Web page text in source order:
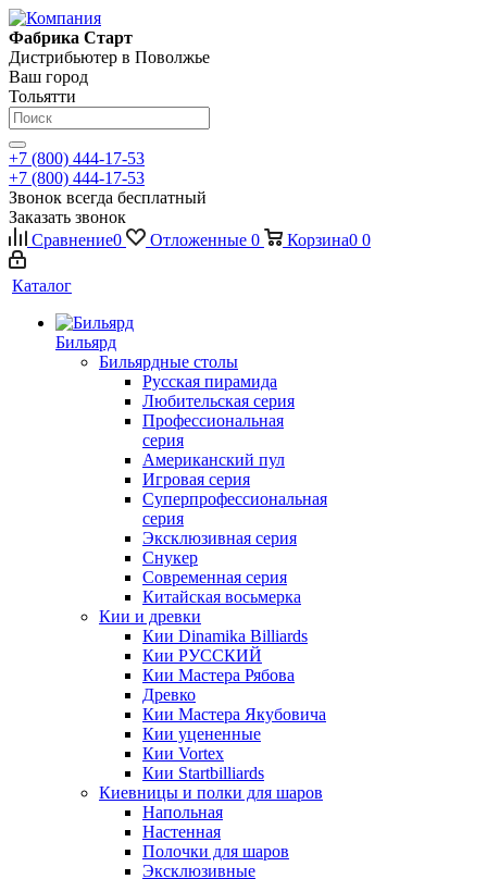
Фабрика Старт
Дистрибьютер в Поволжье
Ваш город
Тольятти
+7 (800) 444-17-53
+7 (800) 444-17-53
Звонок всегда бесплатный
Заказать звонок
Сравнение0 Отложенные 0 Корзина0 0
Каталог
Бильярд
Бильярдные столы
Русская пирамида
Любительская серия
Профессиональная
серия
Американский пул
Игровая серия
Суперпрофессиональная
серия
Эксклюзивная серия
Снукер
Современная серия
Китайская восьмерка
Кии и древки
Кии Dinamika Billiards
Кии РУССКИЙ
Кии Мастера Рябова
Древко
Кии Мастера Якубовича
Кии уцененные
Кии Vortex
Кии Startbilliards
Киевницы и полки для шаров
Напольная
Настенная
Полочки для шаров
Эксклюзивные